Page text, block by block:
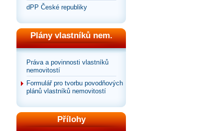
dPP České republiky
Plány vlastníků nem.
Práva a povinnosti vlastníků
nemovitostí
Formulář pro tvorbu povodňových
plánů vlastníků nemovitostí
Přílohy